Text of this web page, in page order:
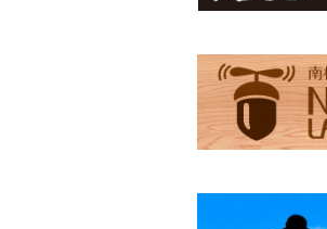
滝見の湯エコバッグ